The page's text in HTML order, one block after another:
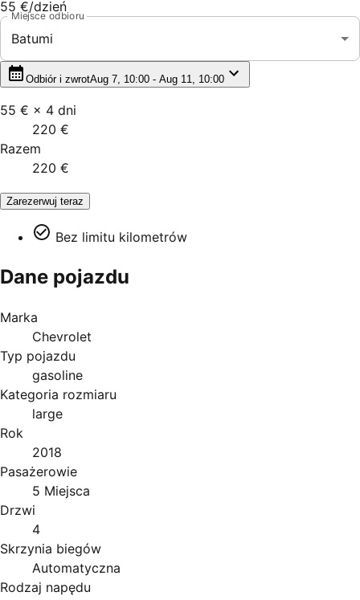
55 €/dzień
Miejsce odbioru
Batumi
Odbiór i zwrotAug 7, 10:00 - Aug 11, 10:00
55 € × 4 dni
220 €
Razem
220 €
Zarezerwuj teraz
Bez limitu kilometrów
Dane pojazdu
Marka
Chevrolet
Typ pojazdu
gasoline
Kategoria rozmiaru
large
Rok
2018
Pasażerowie
5 Miejsca
Drzwi
4
Skrzynia biegów
Automatyczna
Rodzaj napędu